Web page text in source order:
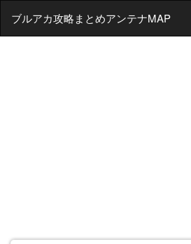
ブルアカ攻略まとめアンテナMAP